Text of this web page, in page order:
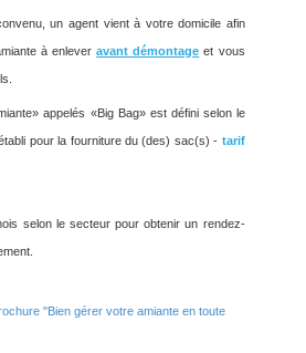
un agent vient à votre domicile afin
à enleveravant démontage et vous
appelés «Big Bag» est défini selon le
pour la fourniture du (des) sac(s) - tarif
selon le secteur pour obtenir un rendez-
"Bien gérer votre amiante en toute